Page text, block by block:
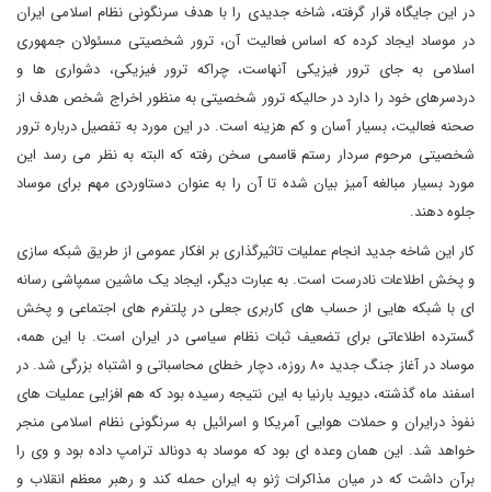
در این جایگاه قرار گرفته، شاخه جدیدی را با هدف سرنگونی نظام اسلامی ایران
در موساد ایجاد کرده که اساس فعالیت آن، ترور شخصیتی مسئولان جمهوری
اسلامی به جای ترور فیزیکی آنهاست، چراکه ترور فیزیکی، دشواری ها و
دردسرهای خود را دارد در حالیکه ترور شخصیتی به منظور اخراج شخص هدف از
صحنه فعالیت، بسیار آسان و کم هزینه است. در این مورد به تفصیل درباره ترور
شخصیتی مرحوم سردار رستم قاسمی سخن رفته که البته به نظر می رسد این
مورد بسیار مبالغه آمیز بیان شده تا آن را به عنوان دستاوردی مهم برای موساد
جلوه دهند.
کار این شاخه جدید انجام عملیات تاثیرگذاری بر افکار عمومی از طریق شبکه سازی
و پخش اطلاعات نادرست است. به عبارت دیگر، ایجاد یک ماشین سمپاشی رسانه
ای با شبکه هایی از حساب های کاربری جعلی در پلتفرم های اجتماعی و پخش
گسترده اطلاعاتی برای تضعیف ثبات نظام سیاسی در ایران است. با این همه،
موساد در آغاز جنگ جدید ۸۰ روزه، دچار خطای محاسباتی و اشتباه بزرگی شد. در
اسفند ماه گذشته، دیوید بارنیا به این نتیجه رسیده بود که هم افزایی عملیات های
نفوذ درایران و حملات هوایی آمریکا و اسرائیل به سرنگونی نظام اسلامی منجر
خواهد شد. این همان وعده ای بود که موساد به دونالد ترامپ داده بود و وی را
برآن داشت که در میان مذاکرات ژنو به ایران حمله کند و رهبر معظم انقلاب و